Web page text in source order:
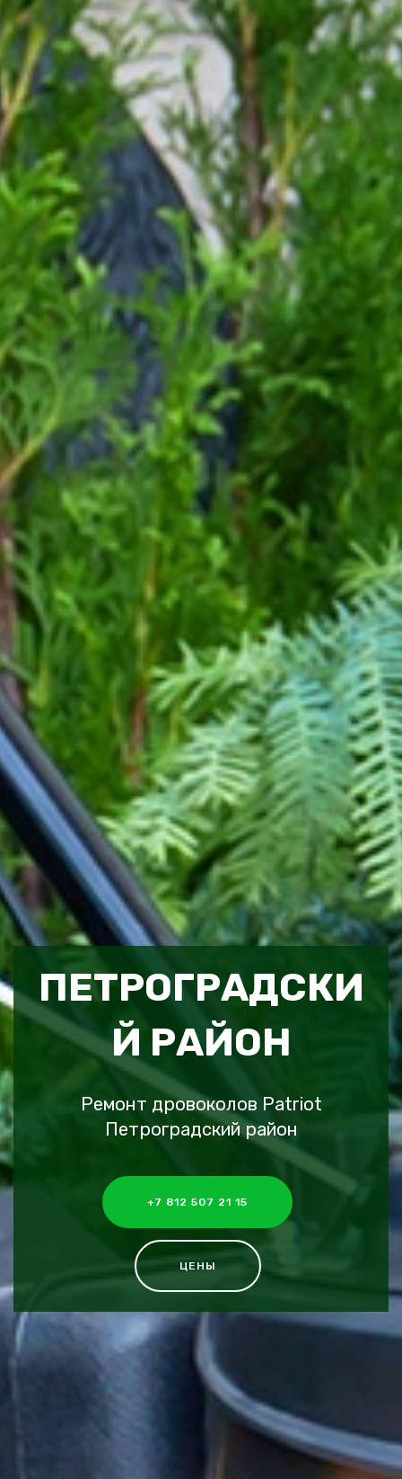
ПЕТРОГРАДСКИ
Й РАЙОН
Ремонт дровоколов Patriot
Петроградский район
+7 812 507 21 15
ЦЕНЫ